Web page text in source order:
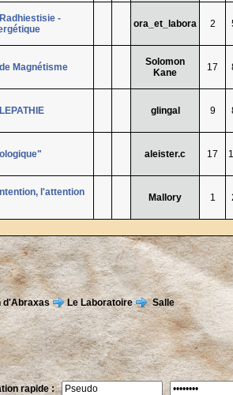
-
ora_et_labora 2
Magnétisme
Solomon
Kane
17
glingal 9
aleister.c 17
l'attention
Mallory 1
d'Abraxas Le Laboratoire
Salle
rapide :